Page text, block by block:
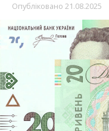
Опубліковано 21.08.2025